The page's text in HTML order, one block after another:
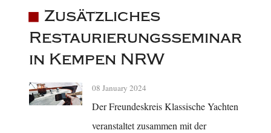
Zusätzliches
Restaurierungsseminar
in Kempen NRW
08 January 2024
Der Freundeskreis Klassische Yachten
veranstaltet zusammen mit der